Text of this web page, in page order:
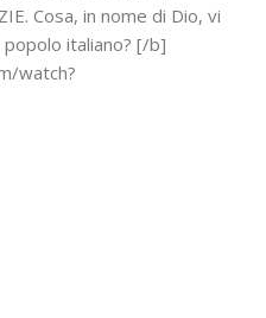
Cosa, in nome di Dio, vi
italiano? [/b]
watch?